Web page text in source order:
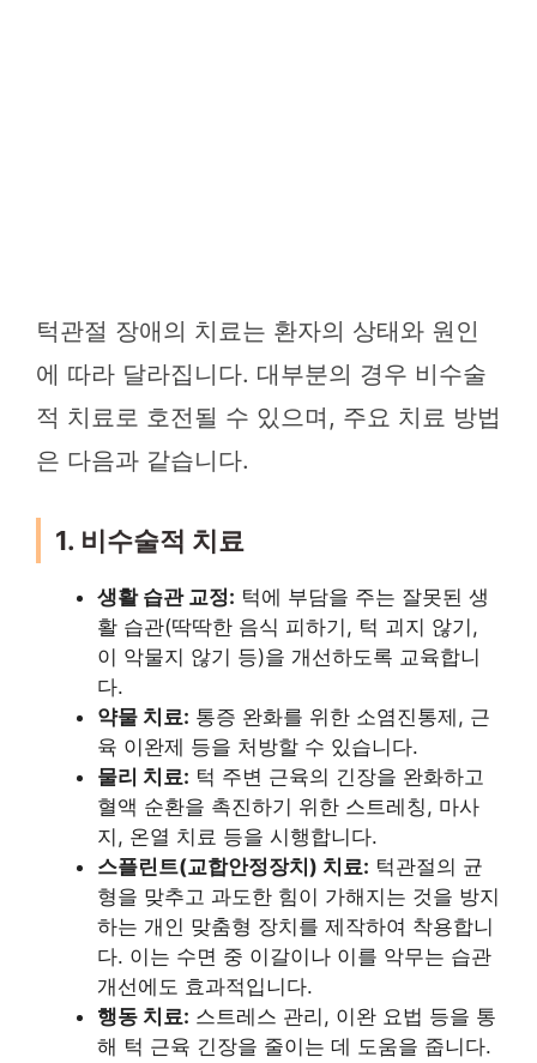
턱관절 장애의 치료는 환자의 상태와 원인
에 따라 달라집니다. 대부분의 경우 비수술
적 치료로 호전될 수 있으며, 주요 치료 방법
은 다음과 같습니다.
1. 비수술적 치료
생활 습관 교정: 턱에 부담을 주는 잘못된 생
활 습관(딱딱한 음식 피하기, 턱 괴지 않기,
이 악물지 않기 등)을 개선하도록 교육합니
다.
약물 치료: 통증 완화를 위한 소염진통제, 근
육 이완제 등을 처방할 수 있습니다.
물리 치료: 턱 주변 근육의 긴장을 완화하고
혈액 순환을 촉진하기 위한 스트레칭, 마사
지, 온열 치료 등을 시행합니다.
스플린트(교합안정장치) 치료: 턱관절의 균
형을 맞추고 과도한 힘이 가해지는 것을 방지
하는 개인 맞춤형 장치를 제작하여 착용합니
다. 이는 수면 중 이갈이나 이를 악무는 습관
개선에도 효과적입니다.
행동 치료: 스트레스 관리, 이완 요법 등을 통
해 턱 근육 긴장을 줄이는 데 도움을 줍니다.